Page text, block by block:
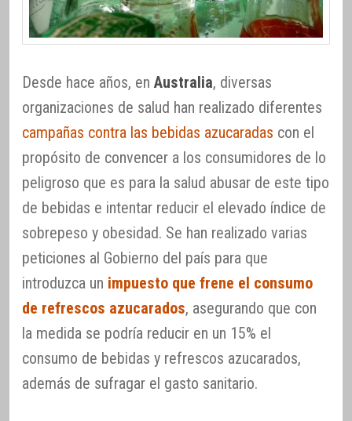
Desde hace años, en Australia, diversas
organizaciones de salud han realizado diferentes
campañas contra las bebidas azucaradas con el
propósito de convencer a los consumidores de lo
peligroso que es para la salud abusar de este tipo
de bebidas e intentar reducir el elevado índice de
sobrepeso y obesidad. Se han realizado varias
peticiones al Gobierno del país para que
introduzca un impuesto que frene el consumo
de refrescos azucarados, asegurando que con
la medida se podría reducir en un 15% el
consumo de bebidas y refrescos azucarados,
además de sufragar el gasto sanitario.